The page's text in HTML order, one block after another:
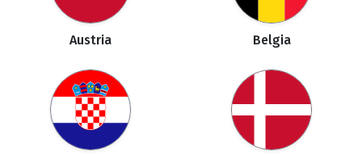
Austria Belgia